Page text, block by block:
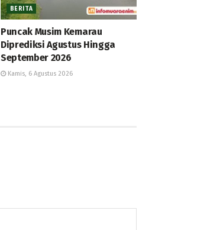
BERITA
Puncak Musim Kemarau
Diprediksi Agustus Hingga
September 2026
Kamis, 6 Agustus 2026